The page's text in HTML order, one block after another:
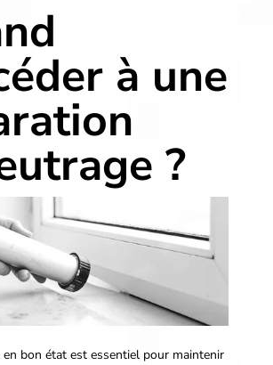
à une
?
en bon état est essentiel pour maintenir